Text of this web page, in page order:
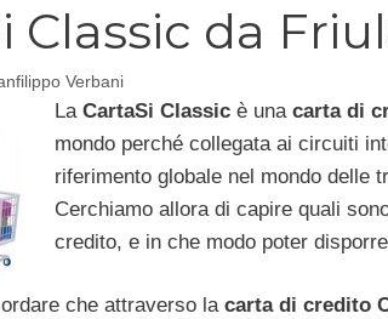
Classic da
Verbani
La CartaSi Classicè una carta di
mondo perché collegata ai circuiti
riferimento globale nel mondo delle
Cerchiamo allora di capire quali
credito, e in che modo poter
che attraverso la carta di credito